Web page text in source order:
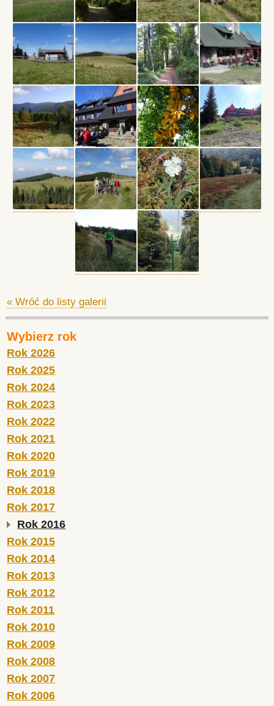
« Wróć do listy galerii
Wybierz rok
Rok 2026
Rok 2025
Rok 2024
Rok 2023
Rok 2022
Rok 2021
Rok 2020
Rok 2019
Rok 2018
Rok 2017
Rok 2016
Rok 2015
Rok 2014
Rok 2013
Rok 2012
Rok 2011
Rok 2010
Rok 2009
Rok 2008
Rok 2007
Rok 2006